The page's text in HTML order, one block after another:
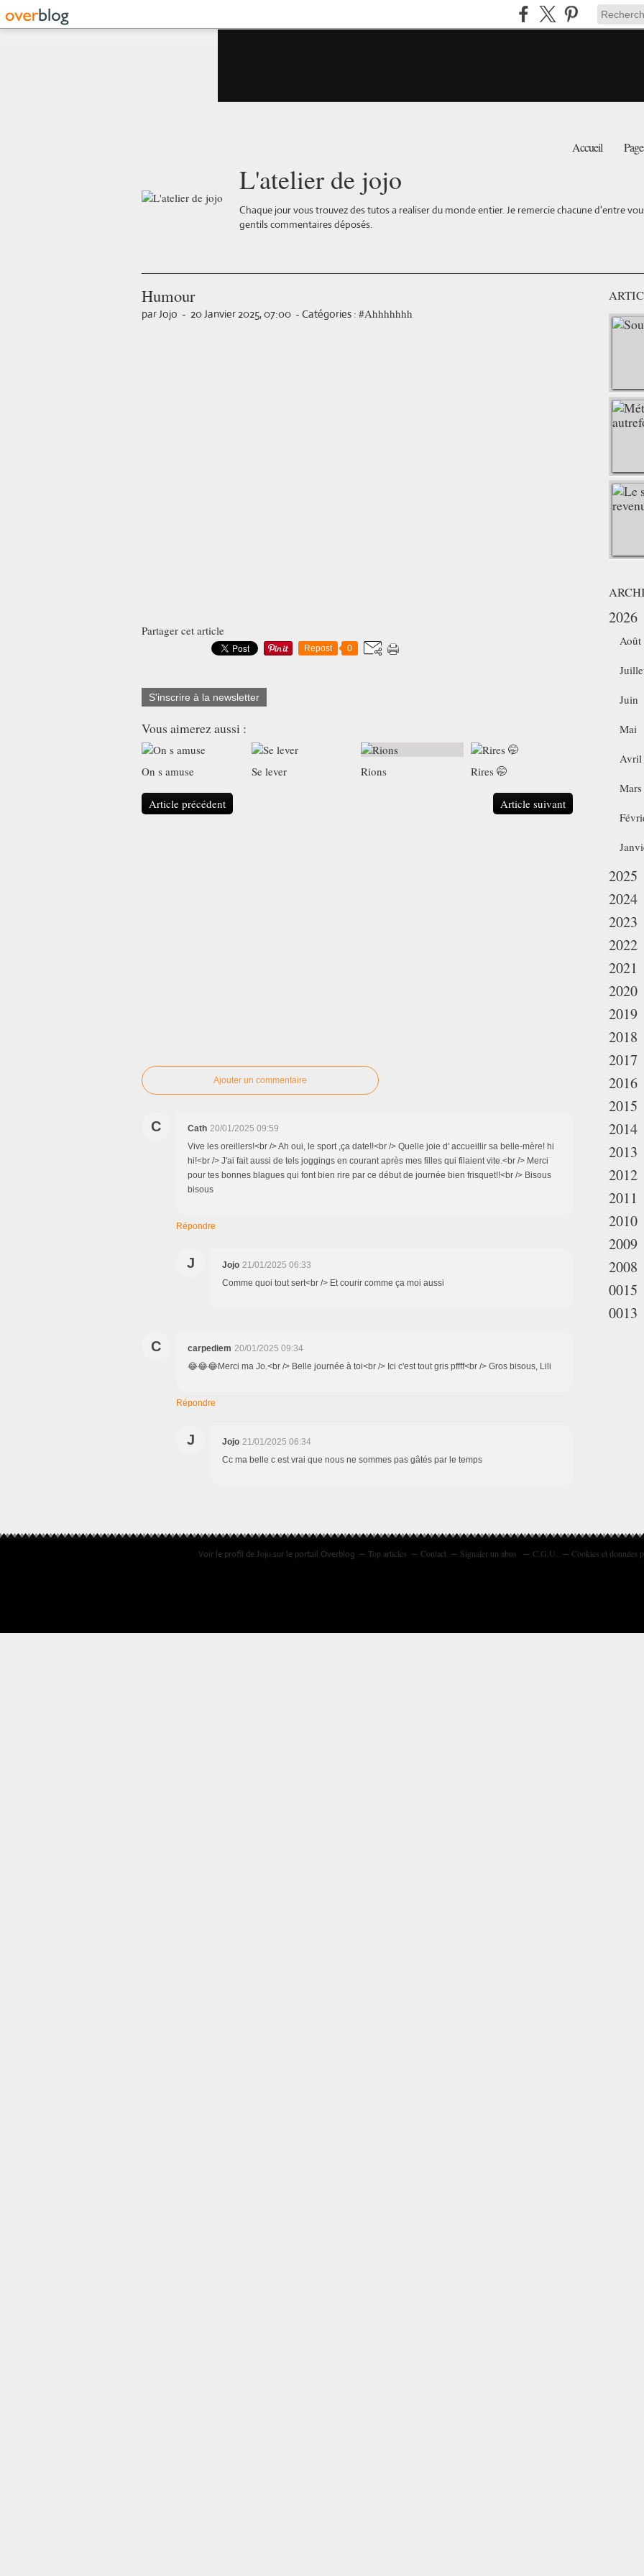
Accueil
L'atelier de jojo
Chaque jour vous trouvez des tutos a realiser du monde entier. Je remercie chacune d'entre
gentils commentaires déposés.
Humour
par Jojo - 20 Janvier 2025, 07:00 - Catégories : #Ahhhhhhh
Partager cet article
Repost 0
S'inscrire à la newsletter
Vous aimerez aussi :
On s amuse Se lever Rions Rires 🤭
Article précédent Article suivant
Ajouter un commentaire
C Cath 20/01/2025 09:59
Vive les oreillers!<br /> Ah oui, le sport ,ça date!!<br /> Quelle joie d' accueillir sa belle-mère! hi
hi!<br /> J'ai fait aussi de tels joggings en courant après mes filles qui filaient vite.<br /> Merci
pour tes bonnes blagues qui font bien rire par ce début de journée bien frisquet!!<br /> Bisous
bisous
Répondre
J Jojo 21/01/2025 06:33
Comme quoi tout sert<br /> Et courir comme ça moi aussi
C carpediem 20/01/2025 09:34
😂😂😂Merci ma Jo.<br /> Belle journée à toi<br /> Ici c'est tout gris pffff<br /> Gros bisous, Lili
Répondre
J Jojo 21/01/2025 06:34
Cc ma belle c est vrai que nous ne sommes pas gâtés par le temps
2026
Août
Juin
Mai
Avril
Mars
2025
2024
2023
2022
2021
2020
2019
2018
2017
2016
2015
2014
2013
2012
2011
2010
2009
2008
0015
0013
Voir le profil de Jojo sur le portail Overblog Top articles Contact Signaler un abus C.G.U. Cookies et données